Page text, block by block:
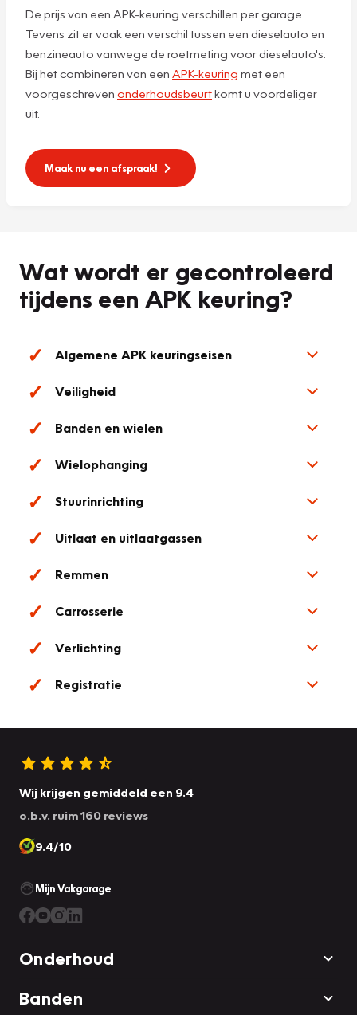
De prijs van een APK-keuring verschillen per garage.
Tevens zit er vaak een verschil tussen een dieselauto en
benzineauto vanwege de roetmeting voor dieselauto's.
Bij het combineren van een APK-keuring met een
voorgeschreven onderhoudsbeurtkomt u voordeliger
uit.
Maak nu een afspraak!
Wat wordt er gecontroleerd
tijdens een APK keuring?
Algemene APK keuringseisen
Veiligheid
Banden en wielen
Wielophanging
Stuurinrichting
Uitlaat en uitlaatgassen
Remmen
Carrosserie
Verlichting
Registratie
Wij krijgen gemiddeld een 9.4
o.b.v. ruim 160 reviews
9.4/10
Mijn Vakgarage
Onderhoud
Banden